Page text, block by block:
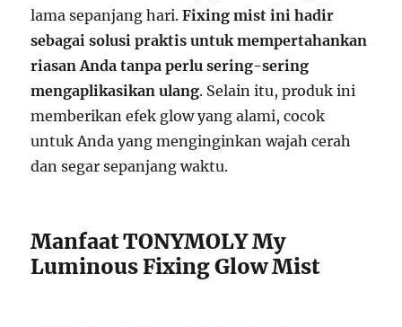
lama sepanjang hari.Fixing mist ini hadir
sebagai solusi praktis untuk mempertahankan
riasan Anda tanpa perlu sering-sering
mengaplikasikan ulang. Selain itu, produk ini
memberikan efek glow yang alami, cocok
untuk Anda yang menginginkan wajah cerah
dan segar sepanjang waktu.
Manfaat TONYMOLY My
Luminous Fixing Glow Mist